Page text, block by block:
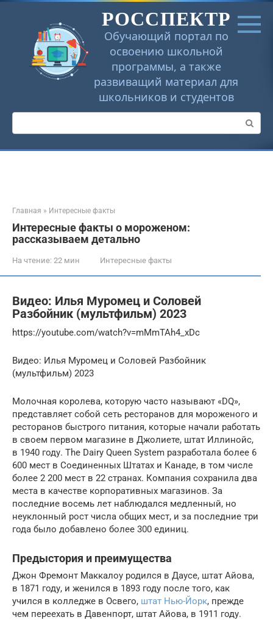
Перейти
РОССПЕКТР
Обучающий портал по
освоению школьной
программы, а также
развиващий материал для
школьников и студентов
Поиск:
Главная » Интересные факты
Интересные факты о мороженом:
рассказываем детально
На чтение: 22 мин Интересные факты
Видео: Илья Муромец и Соловей
Разбойник (мультфильм) 2023
https://youtube.com/watch?v=mMmTAh4_xDc
Видео: Илья Муромец и Соловей Разбойник
(мультфильм) 2023
Молочная королева, которую часто называют «DQ»,
представляет собой сеть ресторанов для мороженого и
ресторанов быстрого питания, которые начали работать
в своем первом магазине в Джолиете, штат Иллинойс,
в 1940 году. The Dairy Queen System разработала более 6
600 мест в Соединенных Штатах и ​​Канаде, в том числе
более 2 200 мест в 22 странах. Компания сохранила два
места в качестве корпоративных магазинов. За
последние восемь лет наблюдался медленный, но
неуклонный рост числа общих мест, и за последние три
года было добавлено более 300 единиц.
Предыстория и преимущества
Джон Фремонт Маккалоу родился в Даусе, штат Айова,
в 1871 году, и женился в 1893 году после того, как
учился в колледже в Освего, штат Нью-Йорк, прежде
чем переехать в Давенпорт, штат Айова, в 1911 году.